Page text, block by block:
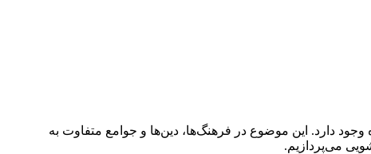
وجود دارد. این موضوع در فرهنگ‌ها، دین‌ها و جوامع متفاوت به
می‌پردازیم.